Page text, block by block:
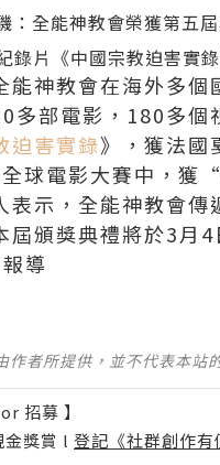
錄片《中國宗教迫害實
能神教會在海外多
多部電影，180多
迫害實錄》，獲法國
球電影大賽中，獲
表示，全能神教會傳
屆頒獎典禮將於3月
導
作者所提供，並不代表本站
招募 】
獎賞 l 登記《社群創作有